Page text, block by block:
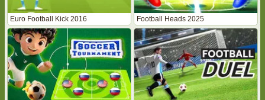
Euro Football Kick 2016 Football Heads 2025